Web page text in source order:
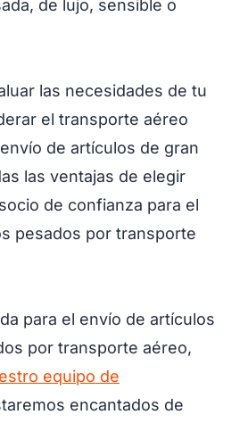
de lujo, sensible o
las necesidades de tu
el transporte aéreo
de artículos de gran
las ventajas de elegir
de confianza para el
pesados ​​por transporte
para el envío de artículos
por transporte aéreo,
equipo de
encantados de